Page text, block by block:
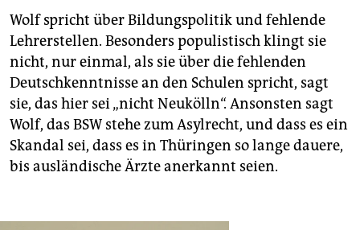
Wolf spricht über Bildungspolitik und fehlende
Lehrerstellen. Besonders populistisch klingt sie
nicht, nur einmal, als sie über die fehlenden
Deutschkenntnisse an den Schulen spricht, sagt
sie, das hier sei „nicht Neukölln“. Ansonsten sagt
Wolf, das BSW stehe zum Asylrecht, und dass es ein
Skandal sei, dass es in Thüringen so lange dauere,
bis ausländische Ärzte anerkannt seien.